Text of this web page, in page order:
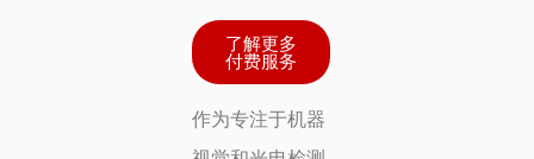
作为专注于机器
了解更多
付费服务